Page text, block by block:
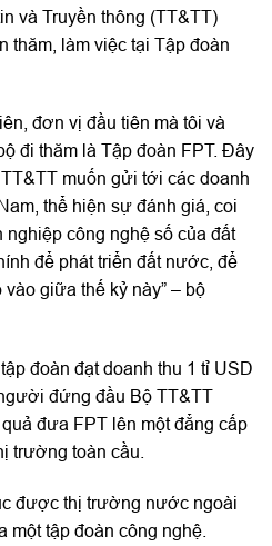
và Truyền thông (TT&TT)
thăm, làm việc tại Tập đoàn
đơn vị đầu tiên mà tôi và
đi thăm là Tập đoàn FPT. Đây
muốn gửi tới các doanh
thể hiện sự đánh giá, coi
nghiệp công nghệ số của đất
để phát triển đất nước, để
giữa thế kỷ này” – bộ
đoàn đạt doanh thu 1 tỉ USD
đứng đầu Bộ TT&TT
đưa FPT lên một đẳng cấp
trường toàn cầu.
được thị trường nước ngoài
một tập đoàn công nghệ.